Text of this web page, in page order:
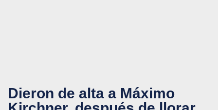
Dieron de alta a Máximo